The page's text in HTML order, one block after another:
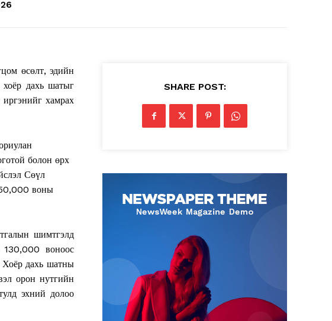
өсөлт, эдийн
дахь шатыг
хамрах
болон өрх
Сөүл
воны
шимтгэлд
130,000 воноос
Хоёр дахь шатны
орон нутгийн
эхний долоо
SHARE POST: